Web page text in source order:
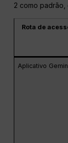
2 como padrão,
Rota de
Aplicativo